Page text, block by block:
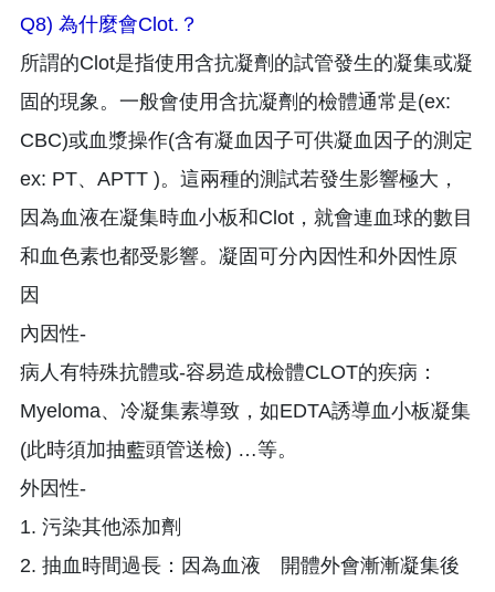
Q8) 為什麼會Clot.？
所謂的Clot是指使用含抗凝劑的試管發生的凝集或凝
固的現象。一般會使用含抗凝劑的檢體通常是(ex:
CBC)或血漿操作(含有凝血因子可供凝血因子的測定
ex: PT、APTT )。這兩種的測試若發生影響極大，
因為血液在凝集時血小板和Clot，就會連血球的數目
和血色素也都受影響。凝固可分內因性和外因性原
因
內因性-
病人有特殊抗體或-容易造成檢體CLOT的疾病：
Myeloma、冷凝集素導致，如EDTA誘導血小板凝集
(此時須加抽藍頭管送檢) …等。
外因性-
1. 污染其他添加劑
2. 抽血時間過長：因為血液離開體外會漸漸凝集後